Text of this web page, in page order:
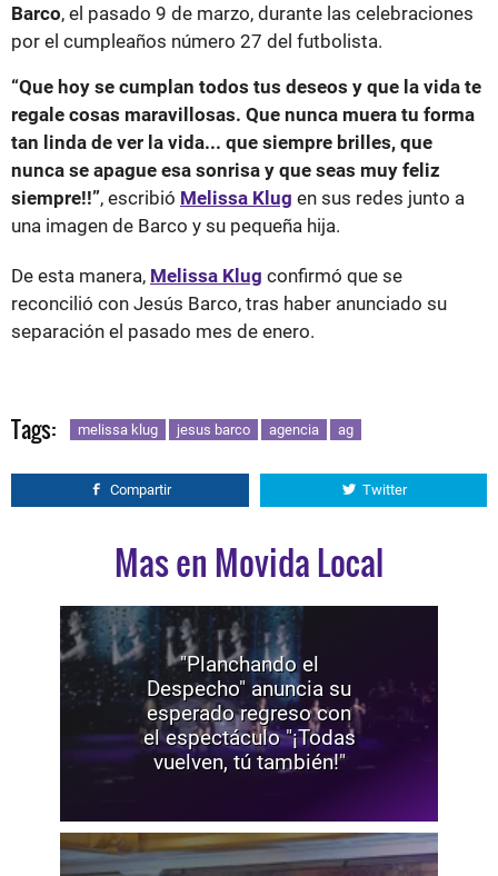
Barco, el pasado 9 de marzo, durante las celebraciones
por el cumpleaños número 27 del futbolista.
“Que hoy se cumplan todos tus deseos y que la vida te
regale cosas maravillosas. Que nunca muera tu forma
tan linda de ver la vida... que siempre brilles, que
nunca se apague esa sonrisa y que seas muy feliz
siempre!!”, escribió Melissa Klug en sus redes junto a
una imagen de Barco y su pequeña hija.
De esta manera, Melissa Klug confirmó que se
reconcilió con Jesús Barco, tras haber anunciado su
separación el pasado mes de enero.
Tags: melissa klug jesus barco agencia ag
Compartir Twitter
Mas en Movida Local
"Planchando el
Despecho" anuncia su
esperado regreso con
el espectáculo "¡Todas
vuelven, tú también!"